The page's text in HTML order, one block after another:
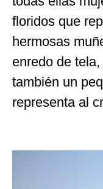
floridos que
hermosas
enredo de
también un
representa